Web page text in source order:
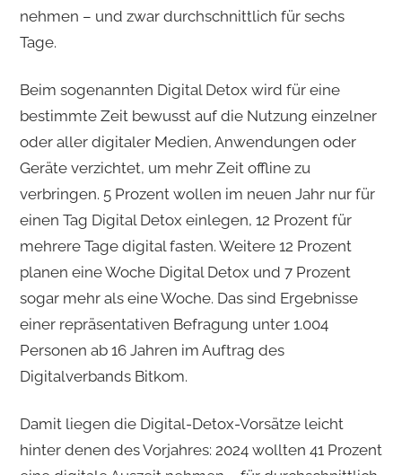
nehmen – und zwar durchschnittlich für sechs
Tage.
Beim sogenannten Digital Detox wird für eine
bestimmte Zeit bewusst auf die Nutzung einzelner
oder aller digitaler Medien, Anwendungen oder
Geräte verzichtet, um mehr Zeit offline zu
verbringen. 5 Prozent wollen im neuen Jahr nur für
einen Tag Digital Detox einlegen, 12 Prozent für
mehrere Tage digital fasten. Weitere 12 Prozent
planen eine Woche Digital Detox und 7 Prozent
sogar mehr als eine Woche. Das sind Ergebnisse
einer repräsentativen Befragung unter 1.004
Personen ab 16 Jahren im Auftrag des
Digitalverbands Bitkom.
Damit liegen die Digital-Detox-Vorsätze leicht
hinter denen des Vorjahres: 2024 wollten 41 Prozent